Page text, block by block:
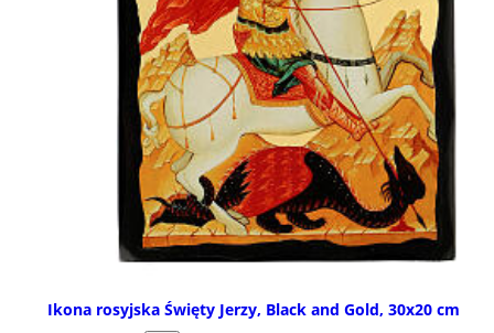
Ikona rosyjska Święty Jerzy, Black and Gold, 30x20 cm